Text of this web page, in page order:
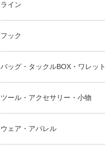
ライン
フック
バッグ・タックルBOX・ワレット
ツール・アクセサリー・小物
ウェア・アパレル